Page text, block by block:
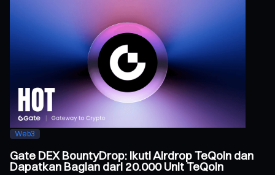
Web3
Gate DEX BountyDrop: Ikuti Airdrop TeQoin dan
Dapatkan Bagian dari 20.000 Unit TeQoin